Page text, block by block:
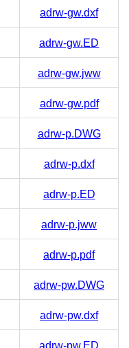
adrw-gw.dxf
adrw-gw.ED
adrw-gw.jww
adrw-gw.pdf
adrw-p.DWG
adrw-p.dxf
adrw-p.ED
adrw-p.jww
adrw-p.pdf
adrw-pw.DWG
adrw-pw.dxf